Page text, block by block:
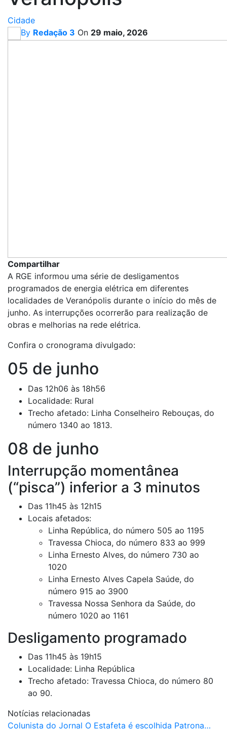
Cidade
By Redação 3 On 29 maio, 2026
Compartilhar
A RGE informou uma série de desligamentos
programados de energia elétrica em diferentes
localidades de Veranópolis durante o início do mês de
junho. As interrupções ocorrerão para realização de
obras e melhorias na rede elétrica.
Confira o cronograma divulgado:
05 de junho
Das 12h06 às 18h56
Localidade: Rural
Trecho afetado: Linha Conselheiro Rebouças, do
número 1340 ao 1813.
08 de junho
Interrupção momentânea
(“pisca”) inferior a 3 minutos
Das 11h45 às 12h15
Locais afetados:
Linha República, do número 505 ao 1195
Travessa Chioca, do número 833 ao 999
Linha Ernesto Alves, do número 730 ao
1020
Linha Ernesto Alves Capela Saúde, do
número 915 ao 3900
Travessa Nossa Senhora da Saúde, do
número 1020 ao 1161
Desligamento programado
Das 11h45 às 19h15
Localidade: Linha República
Trecho afetado: Travessa Chioca, do número 80
ao 90.
Notícias relacionadas
Colunista do Jornal O Estafeta é escolhida Patrona…